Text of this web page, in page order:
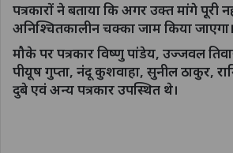
पत्रकारों ने बताया कि अगर उक्त मांगे पूरी
अनिश्चितकालीन चक्का जाम किया जाएगा।
मौके पर पत्रकार विष्णु पांडेय, उज्जवल
पीयूष गुप्ता, नंदू कुशवाहा, सुनील ठाकुर,
दुबे एवं अन्य पत्रकार उपस्थित थे।